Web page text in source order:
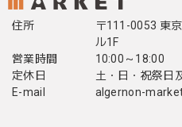
住所
〒111-0053 東
ル1F
営業時間
10:00～18:00
定休日
土・日・祝祭日
E-mail
algernon-